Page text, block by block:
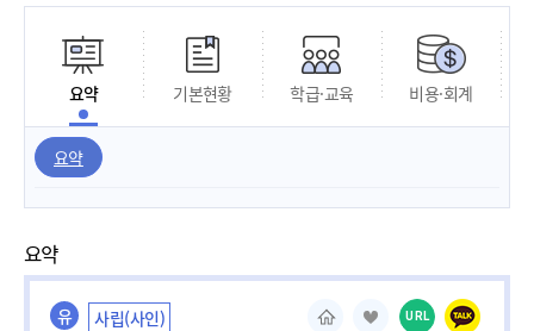
요약 기본현황 학급·교육 비용·회계
요약
요약
유 사립(사인) URL